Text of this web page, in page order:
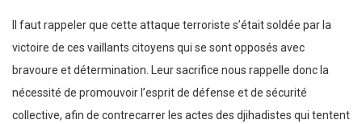
Il faut rappeler que cette attaque terroriste s’était soldée par la
victoire de ces vaillants citoyens qui se sont opposés avec
bravoure et détermination. Leur sacrifice nous rappelle donc la
nécessité de promouvoir l’esprit de défense et de sécurité
collective, afin de contrecarrer les actes des djihadistes qui tentent